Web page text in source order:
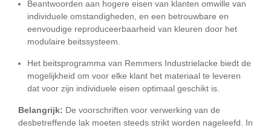
Beantwoorden aan hogere eisen van klanten omwille van
individuele omstandigheden, en een betrouwbare en
eenvoudige reproduceerbaarheid van kleuren door het
modulaire beitssysteem.
Het beitsprogramma van Remmers Industrielacke biedt de
mogelijkheid om voor elke klant het materiaal te leveren
dat voor zijn individuele eisen optimaal geschikt is.
Belangrijk: De voorschriften voor verwerking van de
desbetreffende lak moeten steeds strikt worden nageleefd. In